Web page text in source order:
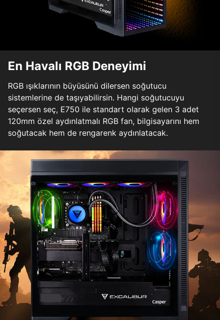
En Havalı RGB Deneyimi
RGB ışıklarının büyüsünü dilersen soğutucu
sistemlerine de taşıyabilirsin. Hangi soğutucuyu
seçersen seç, E750 ile standart olarak gelen 3 adet
120mm özel aydınlatmalı RGB fan, bilgisayarını hem
soğutacak hem de rengarenk aydınlatacak.